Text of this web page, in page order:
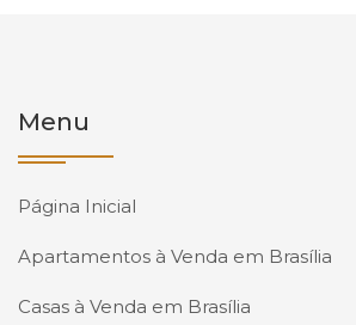
Menu
Página Inicial
Apartamentos à Venda em Brasília
Casas à Venda em Brasília